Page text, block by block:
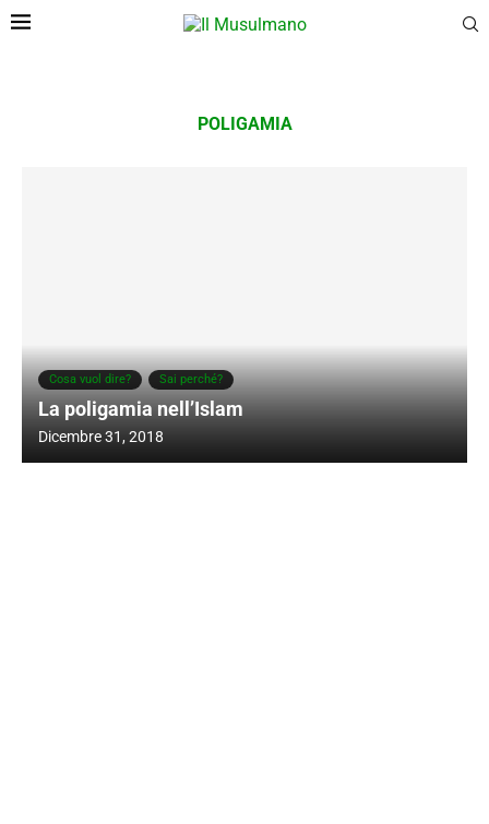
POLIGAMIA
Cosa vuol dire? Sai perché?
La poligamia nell’Islam
Dicembre 31, 2018